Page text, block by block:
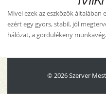
Mivel ezek az eszközök általában
ezért egy gyors, stabil, jól
hálózat, a gördülékeny
© 2026 Szerver